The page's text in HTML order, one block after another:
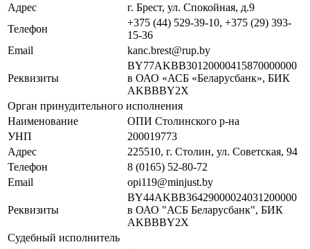
Адрес
г. Брест, ул. Спокойная, д.9
Телефон
+375 (44) 529-39-10, +375 (29) 393-
15-36
Email
kanc.brest@rup.by
Реквизиты
BY77AKBB30120000415870000000
в ОАО «АСБ «Беларусбанк», БИК
AKBBBY2X
Орган принудительного исполнения
Наименование
ОПИ Столинского р-на
УНП
200019773
Адрес
225510, г. Столин, ул. Советская, 94
Телефон
8 (0165) 52-80-72
Email
opi119@minjust.by
Реквизиты
BY44AKBB36429000024031200000
в ОАО "АСБ Беларусбанк", БИК
AKBBBY2X
Судебный исполнитель